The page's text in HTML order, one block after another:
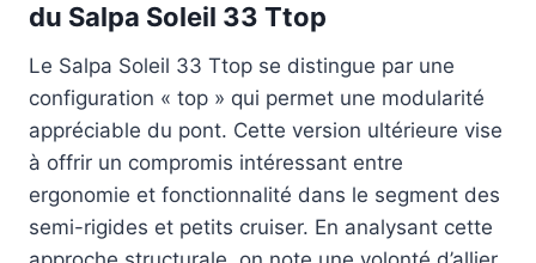
du Salpa Soleil 33 Ttop
Le Salpa Soleil 33 Ttop se distingue par une
configuration « top » qui permet une modularité
appréciable du pont. Cette version ultérieure vise
à offrir un compromis intéressant entre
ergonomie et fonctionnalité dans le segment des
semi-rigides et petits cruiser. En analysant cette